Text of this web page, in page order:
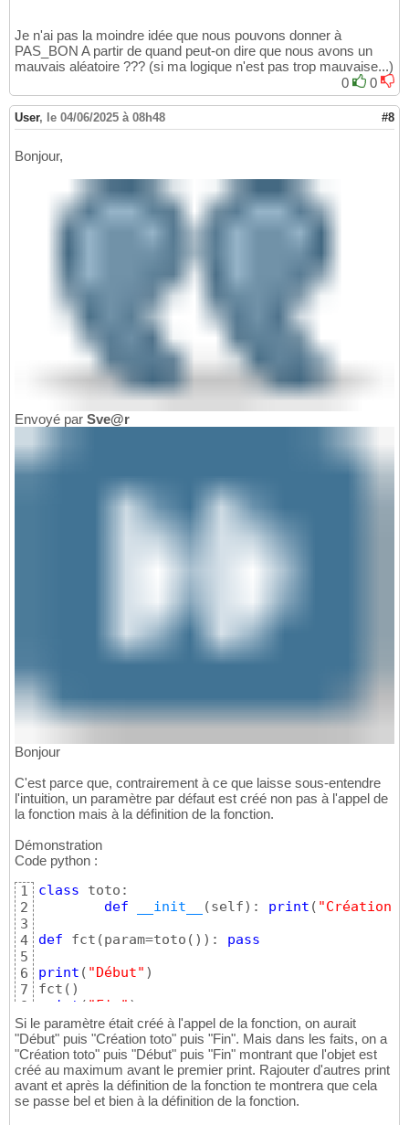
Je n'ai pas la moindre idée que nous pouvons donner à
PAS_BON A partir de quand peut-on dire que nous avons un
mauvais aléatoire ??? (si ma logique n'est pas trop mauvaise...)
0
0
User, le 04/06/2025 à 08h48 #8
Bonjour,
Envoyé par Sve@r
Bonjour
C'est parce que, contrairement à ce que laisse sous-entendre
l'intuition, un paramètre par défaut est créé non pas à l'appel de
la fonction mais à la définition de la fonction.
Démonstration
Code python :
1
2
3
4
5
6
7
8
class toto:
def
__init__ (self) : print ( "Création
def fct (param=toto ( ) ) : pass
print ( "Début" )
fct ( )
print ( "Fin" )
Si le paramètre était créé à l'appel de la fonction, on aurait
"Début" puis "Création toto" puis "Fin". Mais dans les faits, on a
"Création toto" puis "Début" puis "Fin" montrant que l'objet est
créé au maximum avant le premier print. Rajouter d'autres print
avant et après la définition de la fonction te montrera que cela
se passe bel et bien à la définition de la fonction.